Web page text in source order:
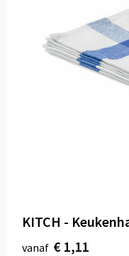
KITCH -
vanaf € 1,11